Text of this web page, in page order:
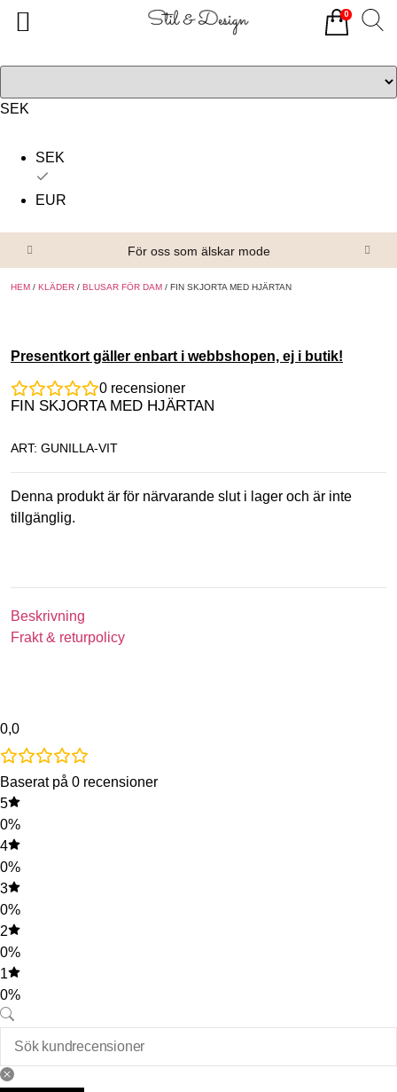
SEK
SEK
EUR
För oss som älskar mode
HEM / KLÄDER / BLUSAR FÖR DAM / FIN SKJORTA MED HJÄRTAN
Presentkort gäller enbart i webbshopen, ej i butik!
0 recensioner
FIN SKJORTA MED HJÄRTAN
ART: GUNILLA-VIT
Denna produkt är för närvarande slut i lager och är inte
tillgänglig.
Beskrivning
Frakt & returpolicy
0,0
Baserat på 0 recensioner
5
0%
4
0%
3
0%
2
0%
1
0%
0
Alla produkter
Om oss